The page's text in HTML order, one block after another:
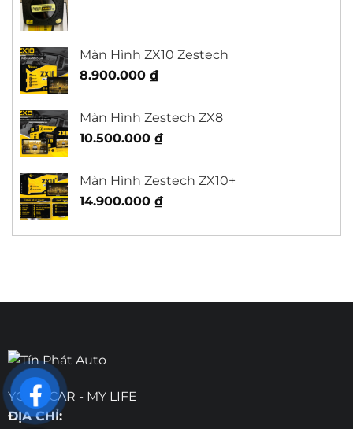
Màn Hình ZX10 Zestech
8.900.000 ₫
Màn Hình Zestech ZX8
10.500.000 ₫
Màn Hình Zestech ZX10+
14.900.000 ₫
YOUR CAR - MY LIFE
ĐỊA CHỈ: